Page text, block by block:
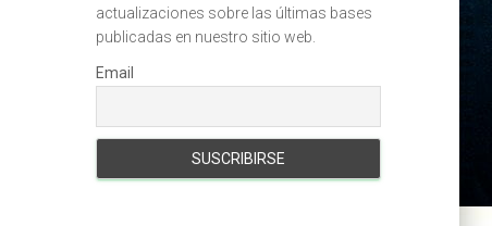
actualizaciones sobre las últimas bases
publicadas en nuestro sitio web.
Email